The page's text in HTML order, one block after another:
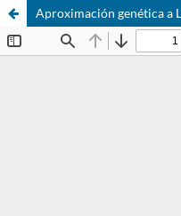
Aproximación genética a